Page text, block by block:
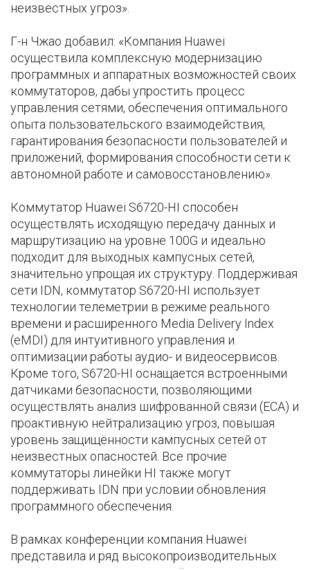
неизвестных угроз».
Г-н Чжао добавил: «Компания Huawei
осуществила комплексную модернизацию
программных и аппаратных возможностей своих
коммутаторов, дабы упростить процесс
управления сетями, обеспечения оптимального
опыта пользовательского взаимодействия,
гарантирования безопасности пользователей и
приложений, формирования способности сети к
автономной работе и самовосстановлению».
Коммутатор Huawei S6720-HI способен
осуществлять исходящую передачу данных и
маршрутизацию на уровне 100G и идеально
подходит для выходных кампусных сетей,
значительно упрощая их структуру. Поддерживая
сети IDN, коммутатор S6720-HI использует
технологии телеметрии в режиме реального
времени и расширенного Media Delivery Index
(eMDI) для интуитивного управления и
оптимизации работы аудио- и видеосервисов.
Кроме того, S6720-HI оснащается встроенными
датчиками безопасности, позволяющими
осуществлять анализ шифрованной связи (ЕСА) и
проактивную нейтрализацию угроз, повышая
уровень защищённости кампусных сетей от
неизвестных опасностей. Все прочие
коммутаторы линейки HI также могут
поддерживать IDN при условии обновления
программного обеспечения.
В рамках конференции компания Huawei
представила и ряд высокопроизводительных